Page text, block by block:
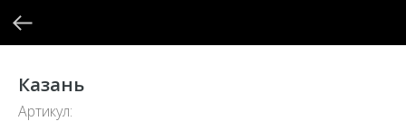
Казань
Артикул: